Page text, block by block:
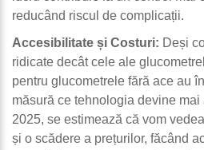
reducând riscul de complicații.
Accesibilitate și Costuri: Deși
ridicate decât cele ale
pentru glucometrele fără ace au
măsură ce tehnologia devine
2025, se estimează că vom
și o scădere a prețurilor, făcând